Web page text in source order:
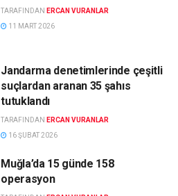
TARAFINDAN ERCAN VURANLAR
11 MART 2026
Jandarma denetimlerinde çeşitli
suçlardan aranan 35 şahıs
tutuklandı
TARAFINDAN ERCAN VURANLAR
16 ŞUBAT 2026
Muğla’da 15 günde 158
operasyon